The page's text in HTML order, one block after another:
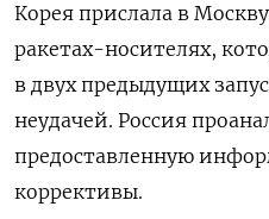
Корея прислала в
ракетах-носителях,
в двух предыдущих
неудачей. Россия
предоставленную
коррективы.